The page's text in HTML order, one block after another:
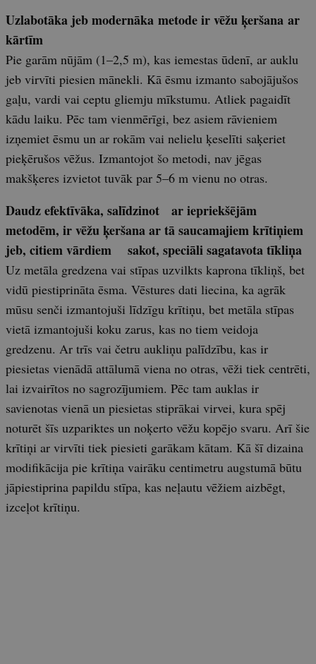
Uzlabotāka jeb modernāka metode ir vēžu ķeršana ar
kārtīm
Pie garām nūjām (1–2,5 m), kas iemestas ūdenī, ar auklu
jeb virvīti piesien mānekli. Kā ēsmu izmanto sabojājušos
gaļu, vardi vai ceptu gliemju mīkstumu. Atliek pagaidīt
kādu laiku. Pēc tam vienmērīgi, bez asiem rāvieniem
izņemiet ēsmu un ar rokām vai nelielu ķe­selīti saķeriet
pieķērušos vēžus. Izmantojot šo metodi, nav jēgas
makšķeres izvietot tuvāk par 5–6 m vienu no otras.
Daudz efektīvāka, salīdzinot ar iepriekšējām
metodēm, ir vēžu ķeršana ar tā saucamajiem krītiņiem
jeb, citiem vārdiem sakot, speciāli sagatavota tīkliņa
Uz metāla gredzena vai stīpas uzvilkts kaprona tīkliņš, bet
vidū piestiprināta ēsma. Vēstures dati liecina, ka agrāk
mūsu senči izmantojuši līdzīgu krītiņu, bet metāla stīpas
vietā izmantojuši koku zarus, kas no tiem veidoja
gredzenu. Ar trīs vai četru aukliņu palīdzību, kas ir
piesietas vienādā attālumā viena no otras, vēži tiek centrēti,
lai izvairītos no sagrozījumiem. Pēc tam auklas ir
savienotas vienā un piesietas stiprākai virvei, kura spēj
noturēt šīs uzpariktes un noķerto vēžu kopējo svaru. Arī šie
krītiņi ar virvīti tiek piesieti garākam kātam. Kā šī dizaina
modifikācija pie krītiņa vairāku centimetru augstumā būtu
jāpiestiprina papildu stīpa, kas neļautu vēžiem aizbēgt,
izceļot krītiņu.